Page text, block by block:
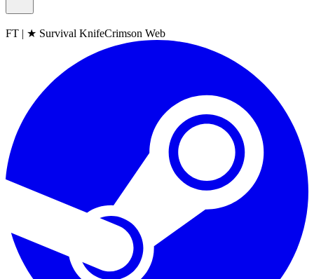
FT | ★ Survival KnifeCrimson Web